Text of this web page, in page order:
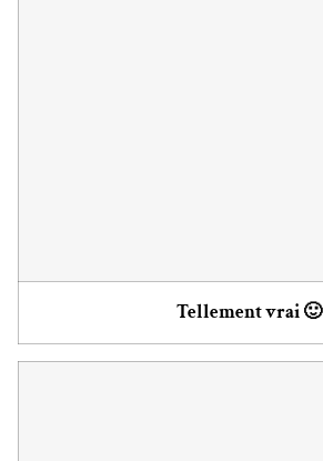
Tellement vrai 🙂